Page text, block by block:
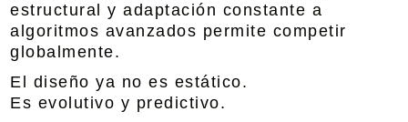
estructural y adaptación constante a
algoritmos avanzados permite competir
globalmente.
El diseño ya no es estático.
Es evolutivo y predictivo.